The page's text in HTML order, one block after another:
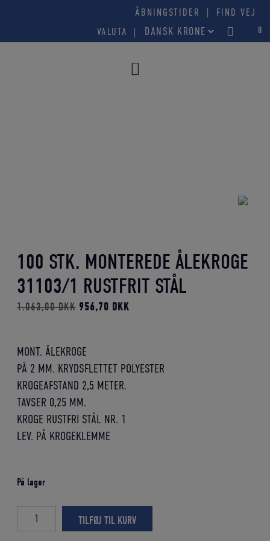
indholdet
ÅBNINGSTIDER |
FIND VEJ
VALUTA
0
100 STK. MONTEREDE ÅLEKROGE
31103/1 RUSTFRIT STÅL
1.063,00DKK Den
1.063,00 DKK.
956,70 DKKDen
MONT. ÅLEKROGE
PÅ 2 MM. KRYDSFLETTET POLYESTER
KROGEAFSTAND 2,5 METER.
TAVSER 0,25 MM.
KROGE RUSTFRI STÅL NR. 1
LEV. PÅ KROGEKLEMME
På lager
stk.
TILFØJ TIL KURV